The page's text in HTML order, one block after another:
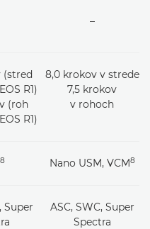
–
(stred
R1)
(roh
R1)
8,0 krokov v strede
7,5 krokov
v rohoch
8 Nano USM, VCM8
Super
ASC, SWC, Super
Spectra